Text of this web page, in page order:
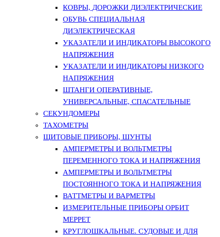
КОВРЫ, ДОРОЖКИ ДИЭЛЕКТРИЧЕСКИЕ
ОБУВЬ СПЕЦИАЛЬНАЯ
ДИЭЛЕКТРИЧЕСКАЯ
УКАЗАТЕЛИ И ИНДИКАТОРЫ ВЫСОКОГО
НАПРЯЖЕНИЯ
УКАЗАТЕЛИ И ИНДИКАТОРЫ НИЗКОГО
НАПРЯЖЕНИЯ
ШТАНГИ ОПЕРАТИВНЫЕ,
УНИВЕРСАЛЬНЫЕ, СПАСАТЕЛЬНЫЕ
СЕКУНДОМЕРЫ
ТАХОМЕТРЫ
ЩИТОВЫЕ ПРИБОРЫ, ШУНТЫ
АМПЕРМЕТРЫ И ВОЛЬТМЕТРЫ
ПЕРЕМЕННОГО ТОКА И НАПРЯЖЕНИЯ
АМПЕРМЕТРЫ И ВОЛЬТМЕТРЫ
ПОСТОЯННОГО ТОКА И НАПРЯЖЕНИЯ
ВАТТМЕТРЫ И ВАРМЕТРЫ
ИЗМЕРИТЕЛЬНЫЕ ПРИБОРЫ ОРБИТ
МЕРРЕТ
КРУГЛОШКАЛЬНЫЕ. СУДОВЫЕ И ДЛЯ